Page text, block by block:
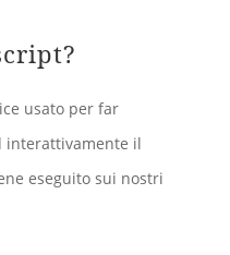
usato per far
interattivamente il
eseguito sui nostri